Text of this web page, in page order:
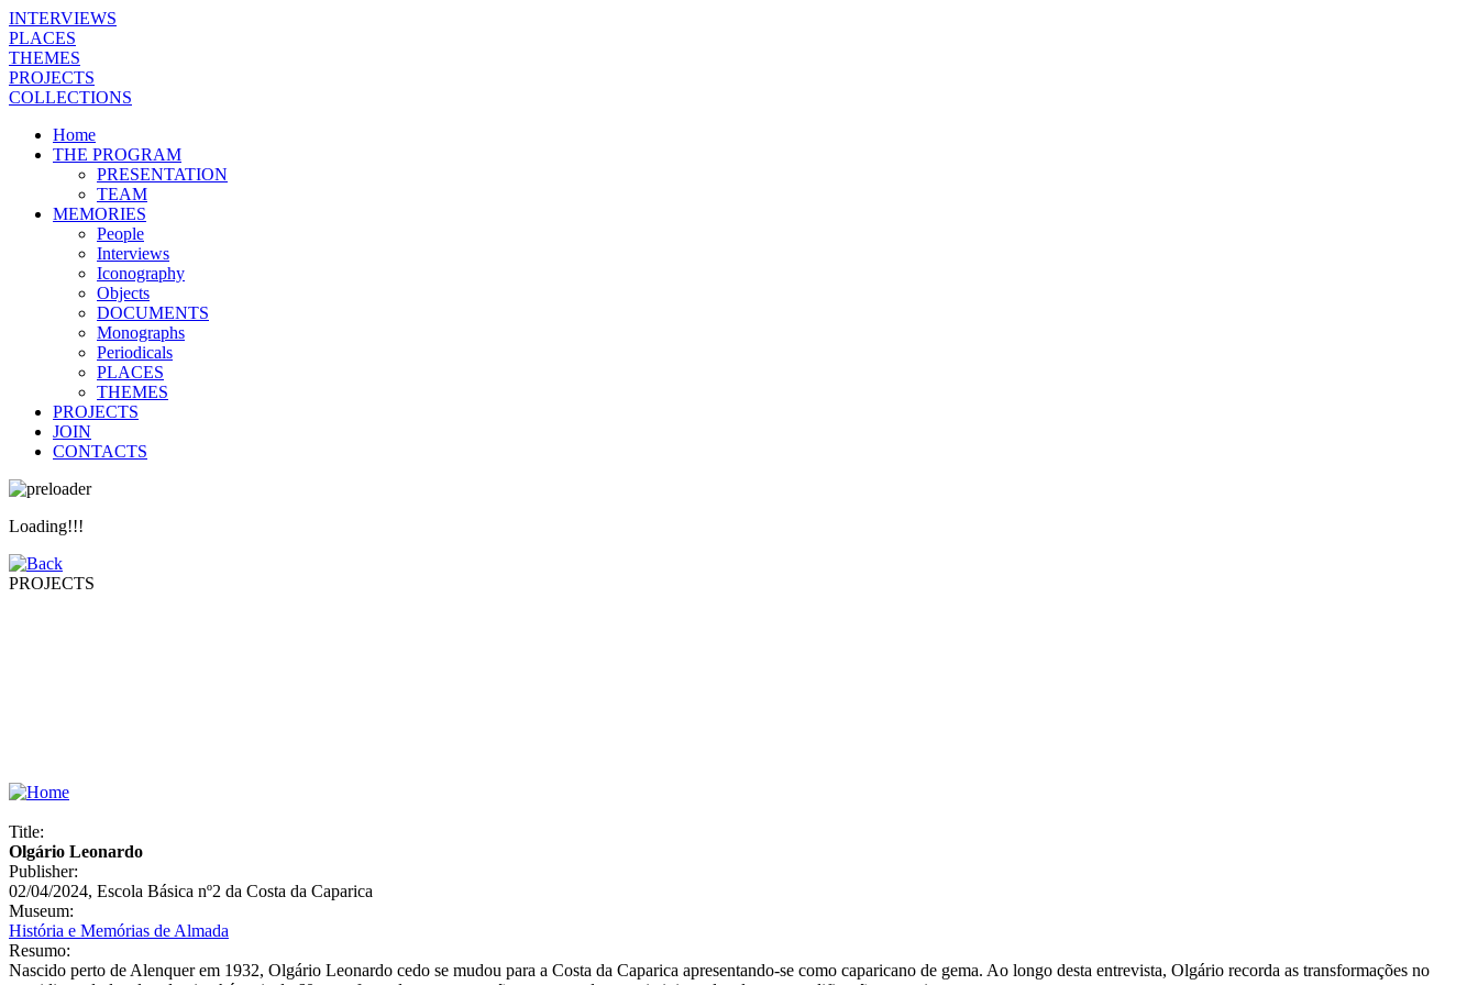
INTERVIEWS
PLACES
THEMES
PROJECTS
COLLECTIONS
Home
THE PROGRAM
PRESENTATION
TEAM
MEMORIES
People
Interviews
Iconography
Objects
DOCUMENTS
Monographs
Periodicals
PLACES
THEMES
PROJECTS
JOIN
CONTACTS
Loading!!!
PROJECTS
Title:
Olgário Leonardo
Publisher:
02/04/2024, Escola Básica nº2 da Costa da Caparica
Museum:
História e Memórias de Almada
Resumo:
Nascido perto de Alenquer em 1932, Olgário Leonardo cedo se mudou para a Costa da Caparica apresentando-se como caparicano de gema. Ao longo desta entrevista, Olgário recorda as transformações no